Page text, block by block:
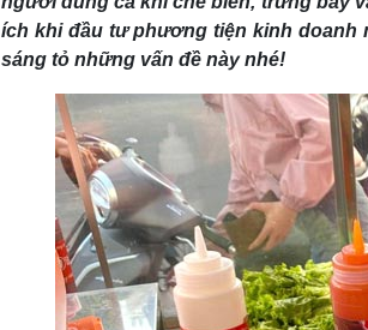
ích khi đầu tư phương tiện kinh doanh
sáng tỏ những vấn đề này nhé!